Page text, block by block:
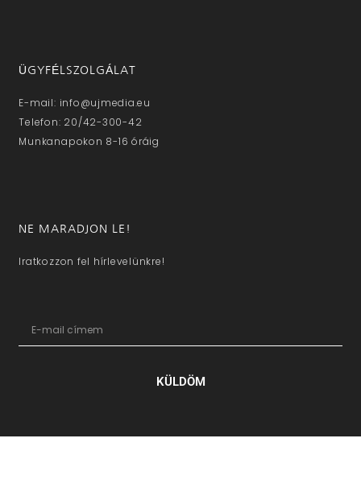
ÜGYFÉLSZOLGÁLAT
E-mail: info@ujmedia.eu
Telefon: 20/42-300-42
Munkanapokon 8-16 óráig
NE MARADJON LE!
Iratkozzon fel hírlevelünkre!
KÜLDÖM